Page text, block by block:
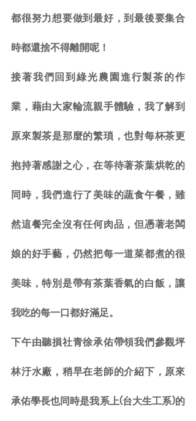
都很努力想要做到最好，到最後要集合
時都還捨不得離開呢！
接著我們回到綠光農園進行製茶的作
業，藉由大家輪流親手體驗，我了解到
原來製茶是那麼的繁瑣，也對每杯茶更
抱持著感謝之心，在等待著茶葉烘乾的
同時，我們進行了美味的蔬食午餐，雖
然這餐完全沒有任何肉品，但憑著老闆
娘的好手藝，仍然把每一道菜都煮的很
美味，特別是帶有茶葉香氣的白飯，讓
我吃的每一口都好滿足。
下午由聽損社青徐承佑帶領我們參觀坪
林汙水廠，稍早在老師的介紹下，原來
承佑學長也同時是我系上(台大生工系)的